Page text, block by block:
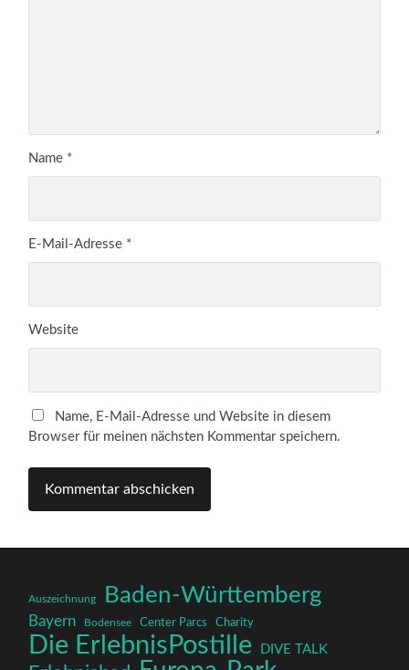
Name *
E-Mail-Adresse *
Website
Name, E-Mail-Adresse und Website in diesem
Browser für meinen nächsten Kommentar speichern.
Auszeichnung Baden-Württemberg
Bayern Bodensee Center Parcs Charity
Die ErlebnisPostille DIVE TALK